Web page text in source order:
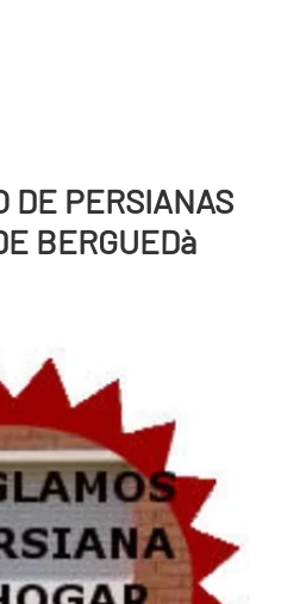
DE PERSIANAS
BERGUEDà